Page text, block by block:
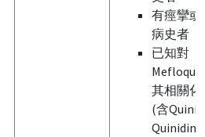
有痙攣或
病史者
已知對
其相關化
(含